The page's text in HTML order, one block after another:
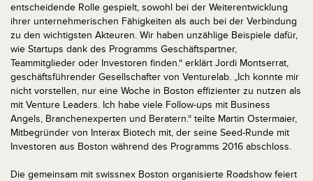
entscheidende Rolle gespielt, sowohl bei der Weiterentwicklung
ihrer unternehmerischen Fähigkeiten als auch bei der Verbindung
zu den wichtigsten Akteuren. Wir haben unzählige Beispiele dafür,
wie Startups dank des Programms Geschäftspartner,
Teammitglieder oder Investoren finden.“ erklärt Jordi Montserrat,
geschäftsführender Gesellschafter von Venturelab. „Ich konnte mir
nicht vorstellen, nur eine Woche in Boston effizienter zu nutzen als
mit Venture Leaders. Ich habe viele Follow-ups mit Business
Angels, Branchenexperten und Beratern.“ teilte Martin Ostermaier,
Mitbegründer von Interax Biotech mit, der seine Seed-Runde mit
Investoren aus Boston während des Programms 2016 abschloss.
Die gemeinsam mit swissnex Boston organisierte Roadshow feiert